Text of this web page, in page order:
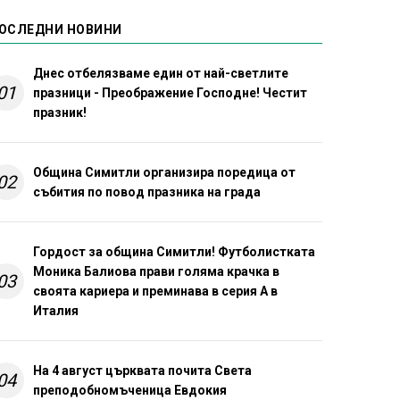
НОВИНИ
Днес отбелязваме един от най-светлите
празници - Преображение Господне! Честит
празник!
Община Симитли организира поредица от
събития по повод празника на града
Гордост за община Симитли! Футболистката
Моника Балиова прави голяма крачка в
своята кариера и преминава в серия А в
Италия
На 4 август църквата почита Света
преподобномъченица Евдокия